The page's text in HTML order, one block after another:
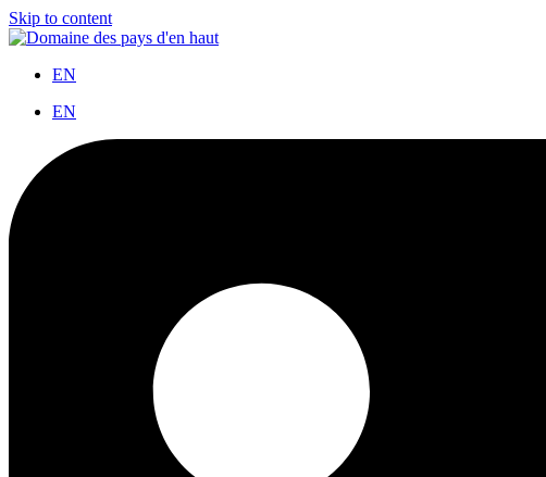
Skip to content
EN
EN